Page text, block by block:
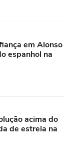
em Alonso
espanhol na
acima do
de estreia na